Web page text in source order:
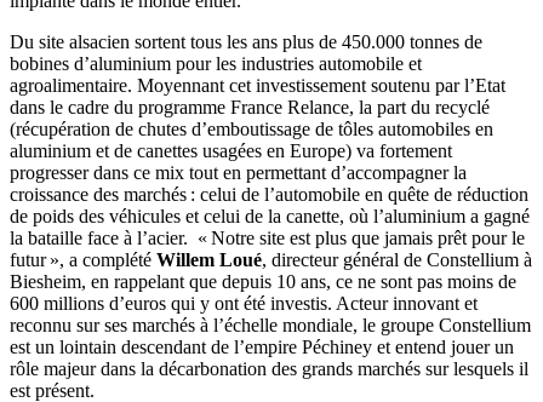
Du site alsacien sortent tous les ans plus de 450.000 tonnes de
bobines d’aluminium pour les industries automobile et
agroalimentaire. Moyennant cet investissement soutenu par l’Etat
dans le cadre du programme France Relance, la part du recyclé
(récupération de chutes d’emboutissage de tôles automobiles en
aluminium et de canettes usagées en Europe) va fortement
progresser dans ce mix tout en permettant d’accompagner la
croissance des marchés : celui de l’automobile en quête de réduction
de poids des véhicules et celui de la canette, où l’aluminium a gagné
la bataille face à l’acier. « Notre site est plus que jamais prêt pour le
futur », a complété Willem Loué, directeur général de Constellium à
Biesheim, en rappelant que depuis 10 ans, ce ne sont pas moins de
600 millions d’euros qui y ont été investis. Acteur innovant et
reconnu sur ses marchés à l’échelle mondiale, le groupe Constellium
est un lointain descendant de l’empire Péchiney et entend jouer un
rôle majeur dans la décarbonation des grands marchés sur lesquels il
est présent.